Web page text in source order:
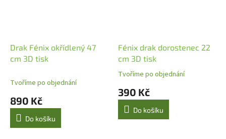
Drak Fénix okřídlený 47
cm 3D tisk
Tvoříme po objednání
890 Kč
Do košíku
Fénix drak dorostenec 22
cm 3D tisk
Průměrné
produktu
4,0
Tvoříme po objednání
390 Kč
Do košíku